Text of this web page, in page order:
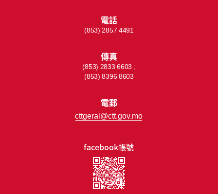
facebook帳號
電話
(853) 2857 4491
傳真
(853) 2833 6603 ;
(853) 8396 8603
電郵
cttgeral@ctt.gov.mo